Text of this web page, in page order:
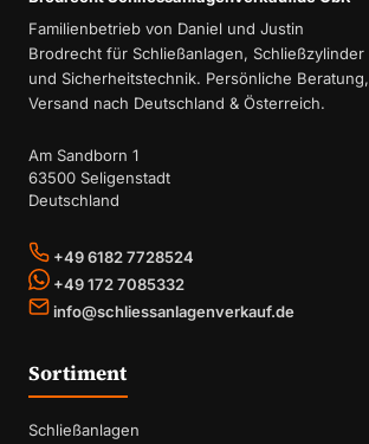
Familienbetrieb von Daniel und Justin
Brodrecht für Schließanlagen, Schließzylinder
und Sicherheitstechnik. Persönliche Beratung,
Versand nach Deutschland & Österreich.
Am Sandborn 1
63500 Seligenstadt
Deutschland
+49 6182 7728524
+49 172 7085332
info@schliessanlagenverkauf.de
Sortiment
Schließanlagen